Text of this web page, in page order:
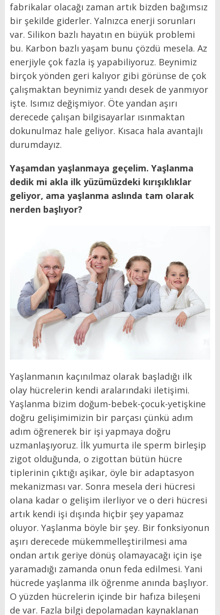
fabrikalar olacağı zaman artık bizden bağımsız
bir şekilde giderler. Yalnızca enerji sorunları
var. Silikon bazlı hayatın en büyük problemi
bu. Karbon bazlı yaşam bunu çözdü mesela. Az
enerjiyle çok fazla iş yapabiliyoruz. Beynimiz
birçok yönden geri kalıyor gibi görünse de çok
çalışmaktan beynimiz yandı desek de yanmıyor
işte. Isımız değişmiyor. Öte yandan aşırı
derecede çalışan bilgisayarlar ısınmaktan
dokunulmaz hale geliyor. Kısaca hala avantajlı
durumdayız.
Yaşamdan yaşlanmaya geçelim. Yaşlanma
dedik mi akla ilk yüzümüzdeki kırışıklıklar
geliyor, ama yaşlanma aslında tam olarak
nerden başlıyor?
Yaşlanmanın kaçınılmaz olarak başladığı ilk
olay hücrelerin kendi aralarındaki iletişimi.
Yaşlanma bizim doğum-bebek-çocuk-yetişkine
doğru gelişimimizin bir parçası çünkü adım
adım öğrenerek bir işi yapmaya doğru
uzmanlaşıyoruz. İlk yumurta ile sperm birleşip
zigot olduğunda, o zigottan bütün hücre
tiplerinin çıktığı aşikar, öyle bir adaptasyon
mekanizması var. Sonra mesela deri hücresi
olana kadar o gelişim ilerliyor ve o deri hücresi
artık kendi işi dışında hiçbir şey yapamaz
oluyor. Yaşlanma böyle bir şey. Bir fonksiyonun
aşırı derecede mükemmelleştirilmesi ama
ondan artık geriye dönüş olamayacağı için işe
yaramadığı zamanda onun feda edilmesi. Yani
hücrede yaşlanma ilk öğrenme anında başlıyor.
O yüzden hücrelerin içinde bir hafıza bileşeni
de var. Fazla bilgi depolamadan kaynaklanan